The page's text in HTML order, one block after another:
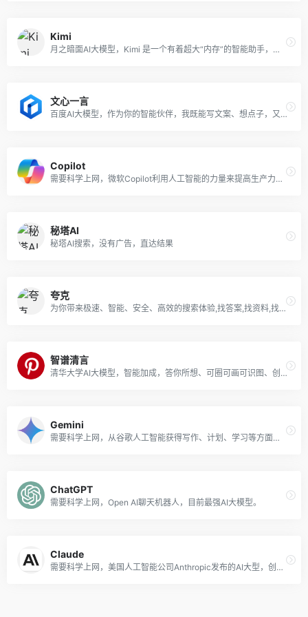
Kimi
月之暗面AI大模型，Kimi 是一个有着超大“内存”的智能助手，可以一口气读完二十万字的小说，还会上网冲浪，快来跟他聊聊吧。
文心一言
百度AI大模型，作为你的智能伙伴，我既能写文案、想点子，又能你陪你聊天、答疑解惑。
Copilot
需要科学上网，微软Copilot利用人工智能的力量来提高生产力，释放创造力，并通过简单的聊天体验帮助您更好地理解信息。
秘塔AI
秘塔AI搜索，没有广告，直达结果
夸克
为你带来极速、智能、安全、高效的搜索体验,找答案,找资料,找工具,办公,学习,工作必备应用。
智谱清言
清华大学AI大模型，智能加成，答你所想、可圈可画可识图、创建属于自己的智能体，开启AIGC精彩！
‎Gemini
需要科学上网，从谷歌人工智能获得写作、计划、学习等方面的帮助。
ChatGPT
需要科学上网，Open AI聊天机器人，目前最强AI大模型。
Claude
需要科学上网，美国人工智能公司Anthropic发布的AI大型，创始团队是OpenAI的创业团队的原班人马，拥有高级推理、视觉分析、代码生成、多语言处理、多模态等能力。